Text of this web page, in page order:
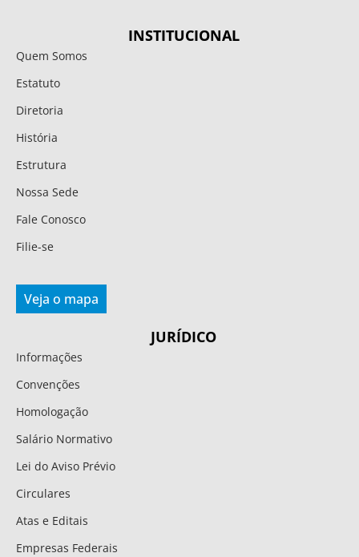
INSTITUCIONAL
Quem Somos
Estatuto
Diretoria
História
Estrutura
Nossa Sede
Fale Conosco
Filie-se
Veja o mapa
JURÍDICO
Informações
Convenções
Homologação
Salário Normativo
Lei do Aviso Prévio
Circulares
Atas e Editais
Empresas Federais